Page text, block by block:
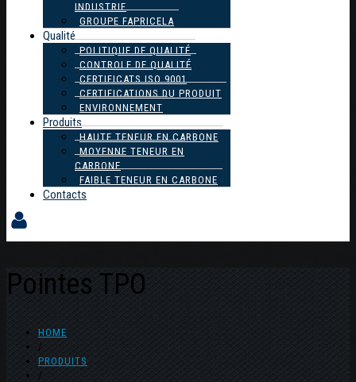
INDUSTRIE
GROUPE FAPRICELA
Qualité
POLITIQUE DE QUALITÉ
CONTROLE DE QUALITÉ
CERTIFICATS ISO 9001
CERTIFICATIONS DU PRODUIT
ENVIRONNEMENT
Produits
HAUTE TENEUR EN CARBONE
MOYENNE TENEUR EN
CARBONE
FAIBLE TENEUR EN CARBONE
Contacts
Pointes TPO
HOME
/
PRODUITS
/